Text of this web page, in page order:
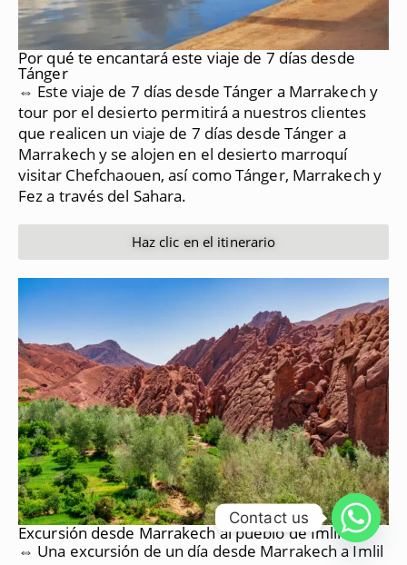
Por qué te encantará este viaje de 7 días desde
Tánger
⇔ Este viaje de 7 días desde Tánger a Marrakech y
tour por el desierto permitirá a nuestros clientes
que realicen un viaje de 7 días desde Tánger a
Marrakech y se alojen en el desierto marroquí
visitar Chefchaouen, así como Tánger, Marrakech y
Fez a través del Sahara.
Haz clic en el itinerario
Excursión desde Marrakech al pueblo de Imlil
⇔ Una excursión de un día desde Marrakech a Imlil
Contact us